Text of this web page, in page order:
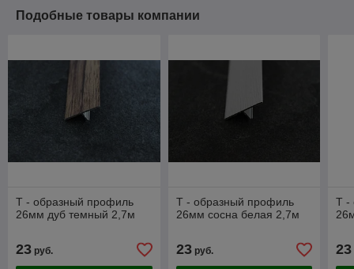
Подобные товары компании
Т - образный профиль
26мм дуб темный 2,7м
23 руб.
Т - образный профиль
26мм сосна белая 2,7м
23руб.
Т -
23